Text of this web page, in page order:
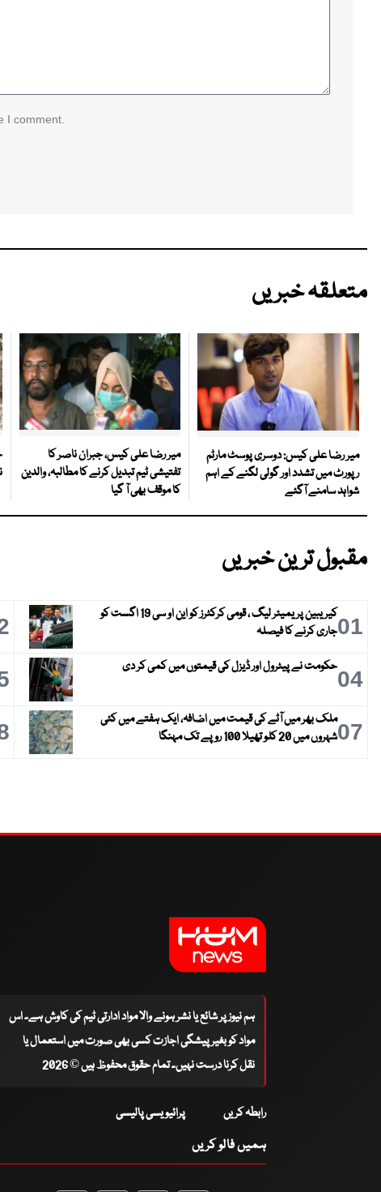
I comment.
متعلقہ خبریں
میر رضا علی کیس: دوسری پوسٹ مارٹم
رپورٹ میں تشدد اور گولی لگنے کے اہم
شواہد سامنے آگئے
میر رضا علی کیس، جبران ناصر کا
تفتیشی ٹیم تبدیل کرنے کا مطالبہ، والدین
کا موقف بھی آ گیا
مقبول ترین خبریں
01
کیریبین پریمیئر لیگ ، قومی کرکٹرز کو این او سی 19 اگست کو
جاری کرنے کا فیصلہ
04حکومت نے پیٹرول اور ڈیزل کی قیمتوں میں کمی کر دی
07ملک بھر میں آٹے کی قیمت میں اضافہ، ایک ہفتے میں کئی
شہروں میں 20 کلو تھیلا 100 روپے تک مہنگا
ہم نیوز پر شائع یا نشر ہونے والا مواد ادارتی ٹیم کی کاوش ہے۔ اس
مواد کو بغیر پیشگی اجازت کسی بھی صورت میں استعمال یا
نقل کرنا درست نہیں۔ تمام حقوق محفوظ ہیں © 2026
رابطہ کریں پرائیویسی پالیسی
ہمیں فالو کریں